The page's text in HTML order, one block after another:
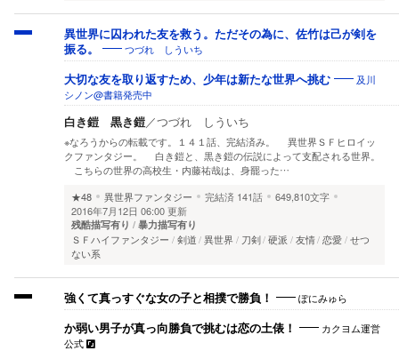
異世界に囚われた友を救う。ただその為に、佐竹は己が剣を
振る。
つづれ しういち
大切な友を取り返すため、少年は新たな世界へ挑む
及川
シノン@書籍発売中
白き鎧 黒き鎧／つづれ しういち
※なろうからの転載です。１４１話、完結済み。 異世界ＳＦヒロイッ
クファンタジー。 白き鎧と、黒き鎧の伝説によって支配される世界。
こちらの世界の高校生・内藤祐哉は、身罷った…
★48
異世界ファンタジー 完結済 141話
649,810文字
2016年7月12日 06:00 更新
残酷描写有り 暴力描写有り
ＳＦハイファンタジー 剣道 異世界 刀剣 硬派 友情 恋愛 せつ
ない系
強くて真っすぐな女の子と相撲で勝負！ ぽにみゅら
か弱い男子が真っ向勝負で挑むは恋の土俵！
カクヨム運営
公式